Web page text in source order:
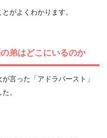
がよくわかります。
弟はどこにいるのか
言った「アドラバースト」
。